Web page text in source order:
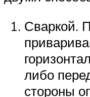
Сваркой.
либо
стороны